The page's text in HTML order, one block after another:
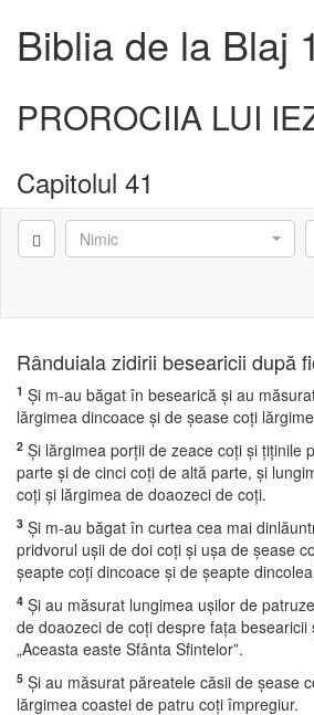
Biblia de la Blaj
PROROCIIA LUI
Capitolul 41
Nimic
Rânduiala zidirii besearicii după
1 Şi m-au băgat în besearică şi au
lărgimea dincoace şi de şease coţi
2 Şi lărgimea porţii de zeace coţi şi ţiţinile
parte şi de cinci coţi de altă parte, şi
coţi şi lărgimea de doaozeci de coţi.
3 Şi m-au băgat în curtea cea mai
pridvorul uşii de doi coţi şi uşa de şease
şeapte coţi dincoace şi de şeapte
4 Şi au măsurat lungimea uşilor de
de doaozeci de coţi despre faţa besearicii
„Aceasta easte Sfânta Sfintelor”.
5 Şi au măsurat păreatele căsii de şease
lărgimea coastei de patru coţi împregiur.